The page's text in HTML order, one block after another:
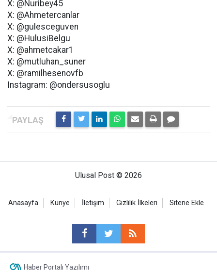
X: @Nuribey45
X: @Ahmetercanlar
X: @gulesceguven
X: @HulusiBelgu
X: @ahmetcakar1
X: @mutluhan_suner
X: @ramilhesenovfb
Instagram: @ondersusoglu
Ulusal Post © 2026
Anasayfa Künye İletişim Gizlilik İlkeleri Sitene Ekle
Haber Portalı Yazılımı